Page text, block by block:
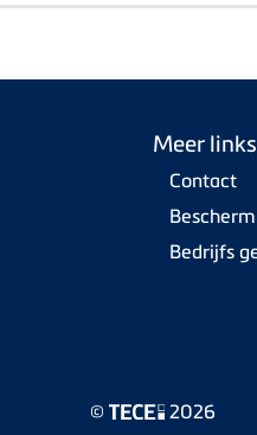
Meer links
Contact
Bedrijfs
© 2026